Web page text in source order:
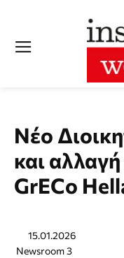
Νέο
και
GrECo
15.01.2026
Newsroom 3